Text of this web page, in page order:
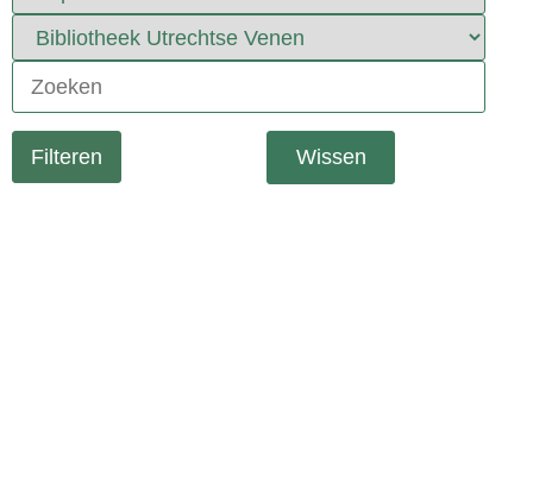
Wissen